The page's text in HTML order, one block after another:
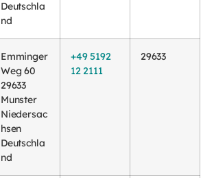
Deutschla
nd
Emminger
Weg 60
29633
Munster
Niedersac
hsen
Deutschla
nd
+49 5192
12 2111
29633